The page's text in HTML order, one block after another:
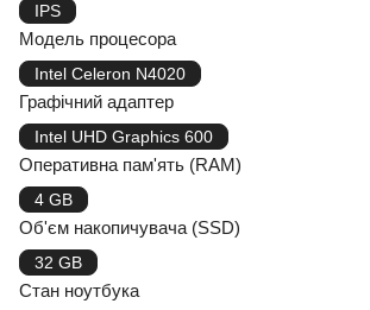
IPS
Модель процесора
Intel Celeron N4020
Графічний адаптер
Intel UHD Graphics 600
Оперативна пам'ять (RAM)
4 GB
Об'єм накопичувача (SSD)
32 GB
Стан ноутбука